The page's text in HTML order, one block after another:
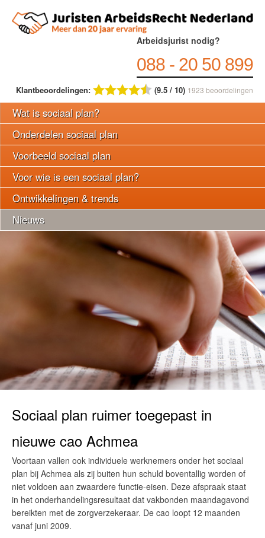
Arbeidsjurist nodig?
088 - 20 50 899
Klantbeoordelingen: (9.5 / 10) 1923 beoordelingen
Wat is sociaal plan?
Onderdelen sociaal plan
Voorbeeld sociaal plan
Voor wie is een sociaal plan?
Ontwikkelingen & trends
Nieuws
Sociaal plan ruimer toegepast in
nieuwe cao Achmea
Voortaan vallen ook individuele werknemers onder het sociaal
plan bij Achmea als zij buiten hun schuld boventallig worden of
niet voldoen aan zwaardere functie-eisen. Deze afspraak staat
in het onderhandelingsresultaat dat vakbonden maandagavond
bereikten met de zorgverzekeraar. De cao loopt 12 maanden
vanaf juni 2009.